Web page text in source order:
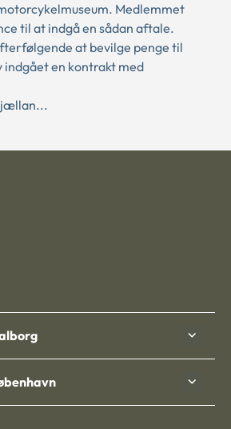
Medlemmet
til at indgå en sådan aftale.
at bevilge penge til
indgået en kontrakt med